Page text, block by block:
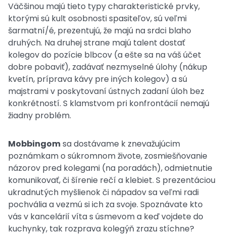
Väčšinou majú tieto typy charakteristické prvky,
ktorými sú kult osobnosti spasiteľov, sú veľmi
šarmatní/é, prezentujú, že majú na srdci blaho
druhých. Na druhej strane majú talent dostať
kolegov do pozície blbcov (a ešte sa na váš účet
dobre pobaviť), zadávať nezmyselné úlohy (nákup
kvetín, príprava kávy pre iných kolegov) a sú
majstrami v poskytovaní ústnych zadaní úloh bez
konkrétností. S klamstvom pri konfrontácií nemajú
žiadny problém.
Mobbingomsa dostávame k znevažujúcim
poznámkam o súkromnom živote, zosmiešňovanie
názorov pred kolegami (na poradách), odmietnutie
komunikovať, či šírenie rečí a klebiet. S prezentáciou
ukradnutých myšlienok či nápadov sa veľmi radi
pochvália a vezmú si ich za svoje. Spoznávate kto
vás v kancelárií víta s úsmevom a keď vojdete do
kuchynky, tak rozprava kolegýň zrazu stíchne?